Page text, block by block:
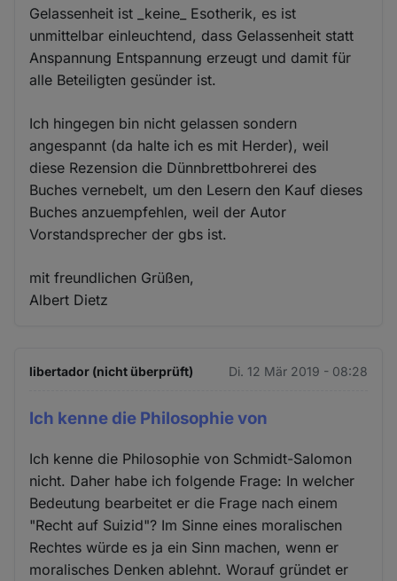
Gelassenheit ist _keine_ Esotherik, es ist
unmittelbar einleuchtend, dass Gelassenheit statt
Anspannung Entspannung erzeugt und damit für
alle Beteiligten gesünder ist.
Ich hingegen bin nicht gelassen sondern
angespannt (da halte ich es mit Herder), weil
diese Rezension die Dünnbrettbohrerei des
Buches vernebelt, um den Lesern den Kauf dieses
Buches anzuempfehlen, weil der Autor
Vorstandsprecher der gbs ist.
mit freundlichen Grüßen,
Albert Dietz
libertador (nicht überprüft) Di. 12 Mär 2019 - 08:28
Ich kenne die Philosophie von
Ich kenne die Philosophie von Schmidt-Salomon
nicht. Daher habe ich folgende Frage: In welcher
Bedeutung bearbeitet er die Frage nach einem
"Recht auf Suizid"? Im Sinne eines moralischen
Rechtes würde es ja ein Sinn machen, wenn er
moralisches Denken ablehnt. Worauf gründet er